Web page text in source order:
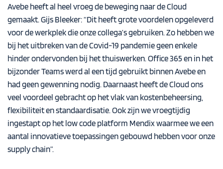
Avebe heeft al heel vroeg de beweging naar de Cloud
gemaakt. Gijs Bleeker: “Dit heeft grote voordelen opgeleverd
voor de werkplek die onze collega’s gebruiken. Zo hebben we
bij het uitbreken van de Covid-19 pandemie geen enkele
hinder ondervonden bij het thuiswerken. Office 365 en in het
bijzonder Teams werd al een tijd gebruikt binnen Avebe en
had geen gewenning nodig. Daarnaast heeft de Cloud ons
veel voordeel gebracht op het vlak van kostenbeheersing,
flexibiliteit en standaardisatie. Ook zijn we vroegtijdig
ingestapt op het low code platform Mendix waarmee we een
aantal innovatieve toepassingen gebouwd hebben voor onze
supply chain”.